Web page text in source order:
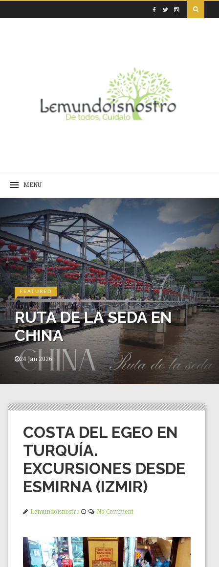
SERBIA
30 CURIOSIDADES
SOBRE SERBIA
07 Jan 2026
COSTA DEL EGEO EN
TURQUÍA.
EXCURSIONES DESDE
ESMIRNA (IZMIR)
Lemundoisnostro No Comment